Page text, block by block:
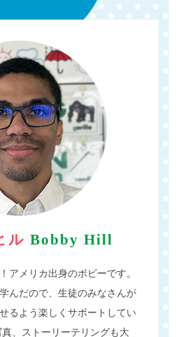
ル Bobby Hill
アメリカ出身のボビーです。
んだので、生徒のみなさんが
るよう楽しくサポートしてい
、ストーリーテリングも大